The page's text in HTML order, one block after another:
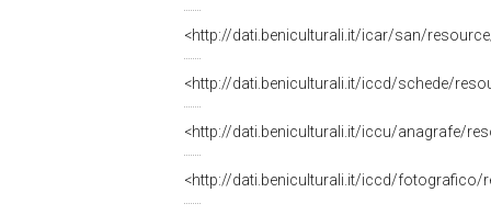
<http://dati.beniculturali.it/icar/san/
<http://dati.beniculturali.it/iccd/schede/
<http://dati.beniculturali.it/iccu/anagrafe/
<http://dati.beniculturali.it/iccd/fotografico/